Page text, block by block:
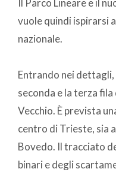
Il Parco Lineare e il
vuole quindi ispirarsi
nazionale.
Entrando nei
seconda e la terza
Vecchio. È prevista
centro di Trieste, sia
Bovedo. Il tracciato
binari e degli